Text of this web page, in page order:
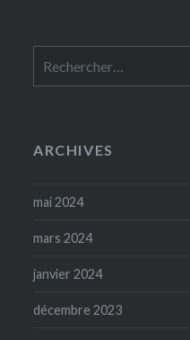
ARCHIVES
mai 2024
mars 2024
janvier 2024
décembre 2023